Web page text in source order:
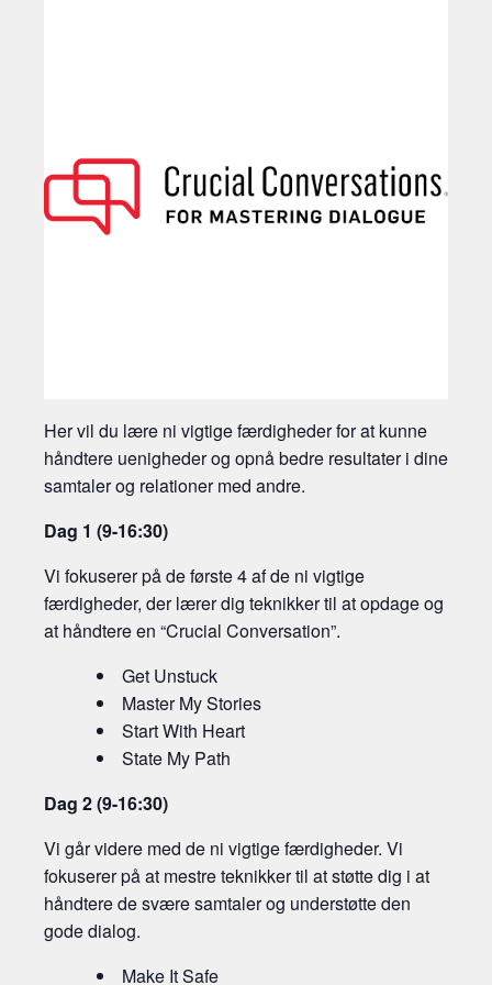
Her vil du lære ni vigtige færdigheder for at kunne
håndtere uenigheder og opnå bedre resultater i dine
samtaler og relationer med andre.
Dag 1 (9-16:30)
Vi fokuserer på de første 4 af de ni vigtige
færdigheder, der lærer dig teknikker til at opdage og
at håndtere en “Crucial Conversation”.
Get Unstuck
Master My Stories
Start With Heart
State My Path
Dag 2 (9-16:30)
Vi går videre med de ni vigtige færdigheder. Vi
fokuserer på at mestre teknikker til at støtte dig i at
håndtere de svære samtaler og understøtte den
gode dialog.
Make It Safe